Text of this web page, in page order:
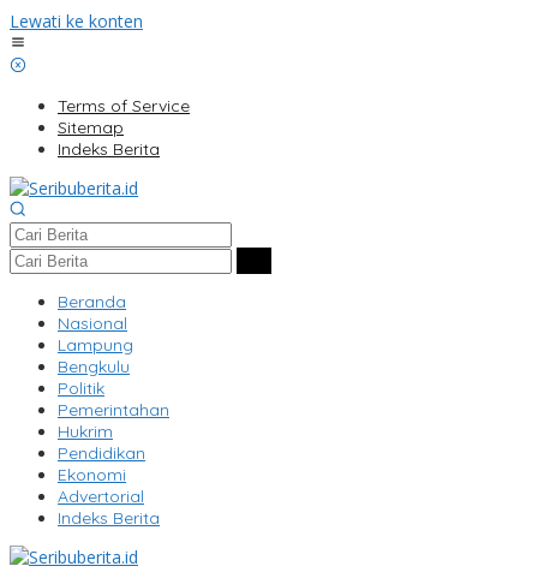
Lewati ke konten
Terms of Service
Sitemap
Indeks Berita
Beranda
Nasional
Lampung
Bengkulu
Politik
Pemerintahan
Hukrim
Pendidikan
Ekonomi
Advertorial
Indeks Berita